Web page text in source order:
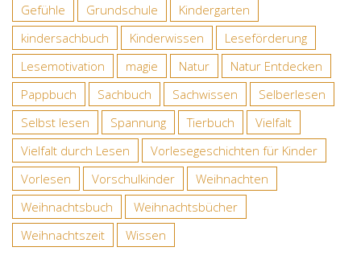
Gefühle
Grundschule
Kindergarten
kindersachbuch
Kinderwissen
Leseförderung
Lesemotivation
magie Natur
Natur Entdecken
Pappbuch
Sachbuch Sachwissen
Selberlesen
Selbst lesen
Spannung Tierbuch
Vielfalt
Vielfalt durch Lesen
Vorlesegeschichten für Kinder
Vorlesen
Vorschulkinder
Weihnachten
Weihnachtsbuch
Weihnachtsbücher
Weihnachtszeit
Wissen